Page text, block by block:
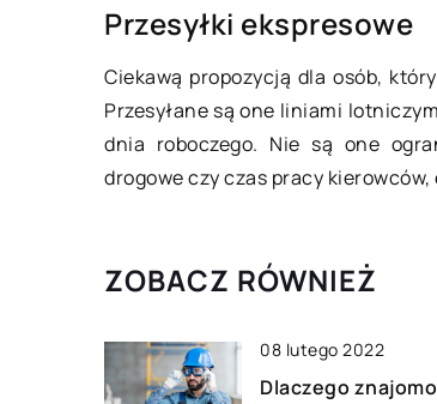
Przesyłki ekspresowe
Ciekawą propozycją dla osób,
Przesyłane są one liniami
dnia roboczego. Nie są one
drogowe czy czas pracy
ZOBACZ RÓWNIEŻ
08 lutego 2022
Dlaczego
wygodne i pasować pod
[…]